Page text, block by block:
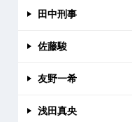
田中刑事
佐藤駿
友野一希
浅田真央